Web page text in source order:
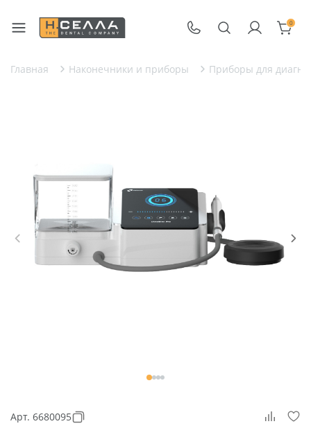
0
Главная Наконечники и приборы Приборы для
Арт. 6680095